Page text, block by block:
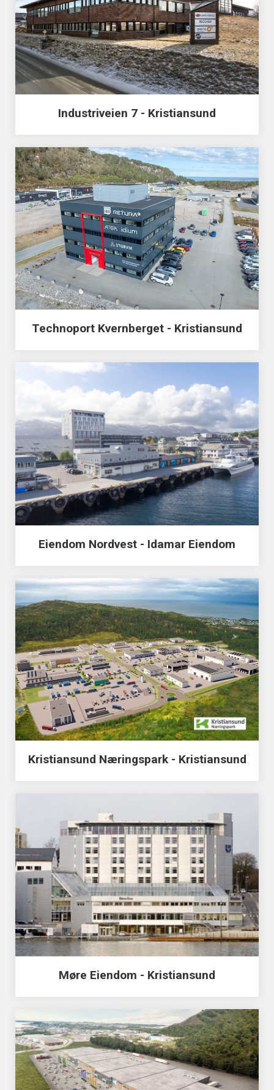
Industriveien 7 - Kristiansund
Technoport Kvernberget - Kristiansund
Eiendom Nordvest - Idamar Eiendom
Kristiansund Næringspark - Kristiansund
Møre Eiendom - Kristiansund